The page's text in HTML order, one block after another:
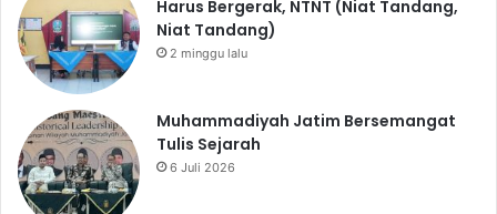
Harus Bergerak, NTNT (Niat Tandang,
Niat Tandang)
2 minggu lalu
Muhammadiyah Jatim Bersemangat
Tulis Sejarah
6 Juli 2026